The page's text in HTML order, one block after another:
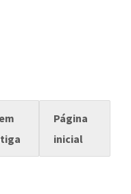
Página
inicial